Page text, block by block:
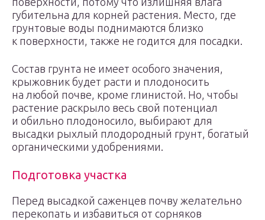
губительна для корней растения. Место, где
грунтовые воды поднимаются близко
к поверхности, также не годится для посадки.
Состав грунта не имеет особого значения,
крыжовник будет расти и плодоносить
на любой почве, кроме глинистой. Но, чтобы
растение раскрыло весь свой потенциал
и обильно плодоносило, выбирают для
высадки рыхлый плодородный грунт, богатый
органическими удобрениями.
Подготовка участка
Перед высадкой саженцев почву желательно
перекопать и избавиться от сорняков